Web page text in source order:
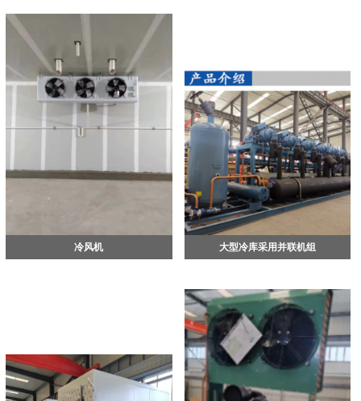
冷风机 大型冷库采用并联机组